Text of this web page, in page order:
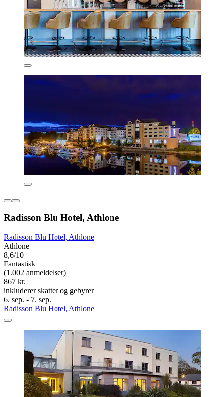
Radisson Blu Hotel, Athlone
Radisson Blu Hotel, Athlone
Athlone
8,6/10
Fantastisk
(1.002 anmeldelser)
867 kr.
inkluderer skatter og gebyrer
6. sep. - 7. sep.
Radisson Blu Hotel, Athlone